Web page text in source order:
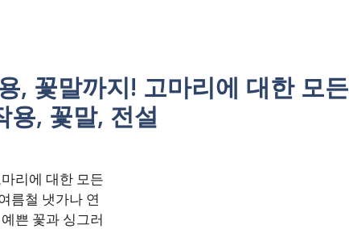
, 꽃말까지! 고마리에 대한 모든
, 꽃말, 전설
리에 대한 모든
름철 냇가나 연
쁜 꽃과 싱그러